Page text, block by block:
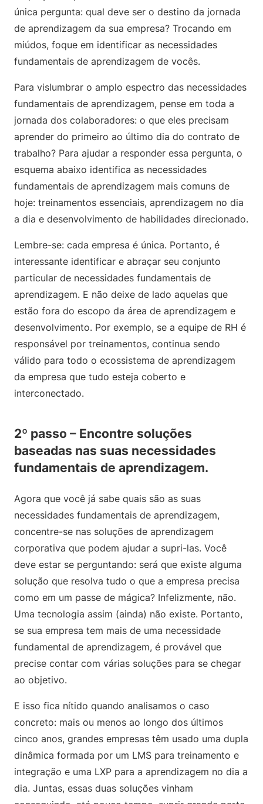
única pergunta: qual deve ser o destino da jornada
de aprendizagem da sua empresa? Trocando em
miúdos, foque em identificar as necessidades
fundamentais de aprendizagem de vocês.
Para vislumbrar o amplo espectro das necessidades
fundamentais de aprendizagem, pense em toda a
jornada dos colaboradores: o que eles precisam
aprender do primeiro ao último dia do contrato de
trabalho? Para ajudar a responder essa pergunta, o
esquema abaixo identifica as necessidades
fundamentais de aprendizagem mais comuns de
hoje: treinamentos essenciais, aprendizagem no dia
a dia e desenvolvimento de habilidades direcionado.
Lembre-se: cada empresa é única. Portanto, é
interessante identificar e abraçar seu conjunto
particular de necessidades fundamentais de
aprendizagem. E não deixe de lado aquelas que
estão fora do escopo da área de aprendizagem e
desenvolvimento. Por exemplo, se a equipe de RH é
responsável por treinamentos, continua sendo
válido para todo o ecossistema de aprendizagem
da empresa que tudo esteja coberto e
interconectado.
2º passo – Encontre soluções
baseadas nas suas necessidades
fundamentais de aprendizagem.
Agora que você já sabe quais são as suas
necessidades fundamentais de aprendizagem,
concentre-se nas soluções de aprendizagem
corporativa que podem ajudar a supri-las. Você
deve estar se perguntando: será que existe alguma
solução que resolva tudo o que a empresa precisa
como em um passe de mágica? Infelizmente, não.
Uma tecnologia assim (ainda) não existe. Portanto,
se sua empresa tem mais de uma necessidade
fundamental de aprendizagem, é provável que
precise contar com várias soluções para se chegar
ao objetivo.
E isso fica nítido quando analisamos o caso
concreto: mais ou menos ao longo dos últimos
cinco anos, grandes empresas têm usado uma dupla
dinâmica formada por um LMS para treinamento e
integração e uma LXP para a aprendizagem no dia a
dia. Juntas, essas duas soluções vinham